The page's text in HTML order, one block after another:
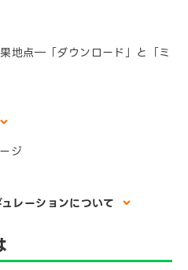
地点―「ダウンロード」と「ミ
ジ
レーションについて